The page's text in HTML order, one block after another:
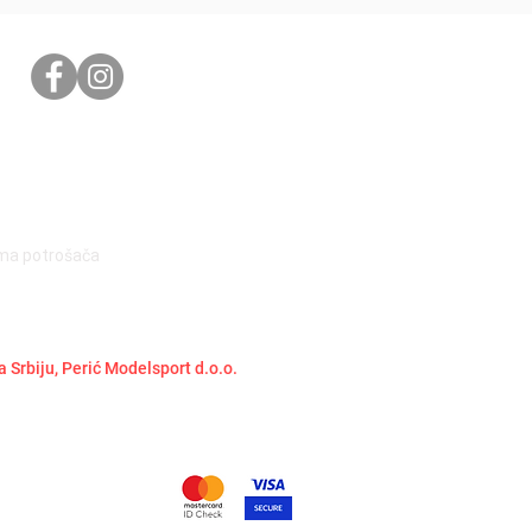
potrošača
Srbiju, Perić Modelsport d.o.o.